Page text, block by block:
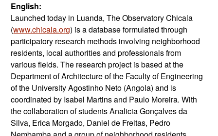
English:
Launched today in Luanda,The Observatory Chicala
(www.chicala.org) is a database formulated through
participatory research methods involving neighborhood
residents, local authorities and professionals from
various fields.The research project is based at the
Department of Architecture of the Faculty of Engineering
of the University Agostinho Neto (Angola) and is
coordinated by Isabel Martins and Paulo Moreira.With
the collaboration of students Analicia Gonçalves da
Silva, Erica Morgado, Daniel de Freitas, Pedro